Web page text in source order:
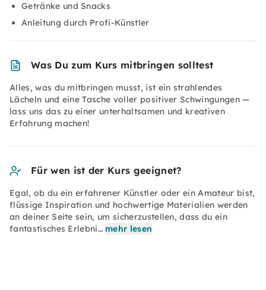
Getränke und Snacks
Anleitung durch Profi-Künstler
Was Du zum Kurs mitbringen solltest
Alles, was du mitbringen musst, ist ein strahlendes
Lächeln und eine Tasche voller positiver Schwingungen —
lass uns das zu einer unterhaltsamen und kreativen
Erfahrung machen!
Für wen ist der Kurs geeignet?
Egal, ob du ein erfahrener Künstler oder ein Amateur bist,
flüssige Inspiration und hochwertige Materialien werden
an deiner Seite sein, um sicherzustellen, dass du ein
fantastisches Erlebni… mehr lesen